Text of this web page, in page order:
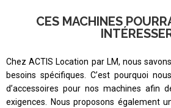
CES MACHINES
Chez ACTIS Location par LM, nous
besoins spécifiques. C’est pourquoi
d’accessoires pour nos machines afin
exigences. Nous proposons également